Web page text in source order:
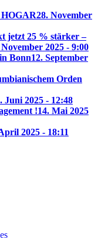
28. November
jetzt 25 % stärker –
2025 - 9:00
Bonn12. September
Orden
Juni 2025 - 12:48
!14. Mai 2025
2025 - 18:11